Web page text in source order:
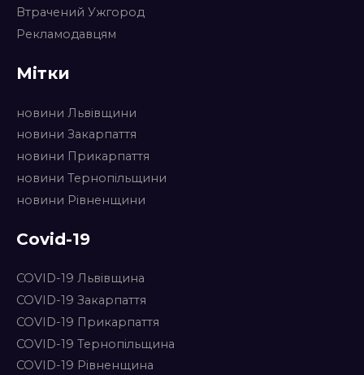
Втрачений Ужгород
Рекламодавцям
Мітки
новини Львівщини
новини Закарпаття
новини Прикарпаття
новини Тернопільщини
новини Рівненщини
Covid-19
COVID-19 Львівщина
COVID-19 Закарпаття
COVID-19 Прикарпаття
COVID-19 Тернопільщина
COVID-19 Рівненщина